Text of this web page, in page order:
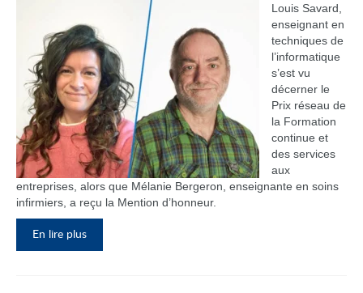
Louis Savard,
enseignant en
techniques de
l’informatique
s’est vu
décerner le
Prix réseau de
la Formation
continue et
des services
aux
entreprises, alors que Mélanie Bergeron, enseignante en soins
infirmiers, a reçu la Mention d’honneur.
En lire plus